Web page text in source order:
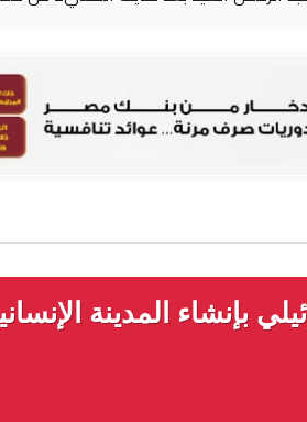
بإنشاء المدينة